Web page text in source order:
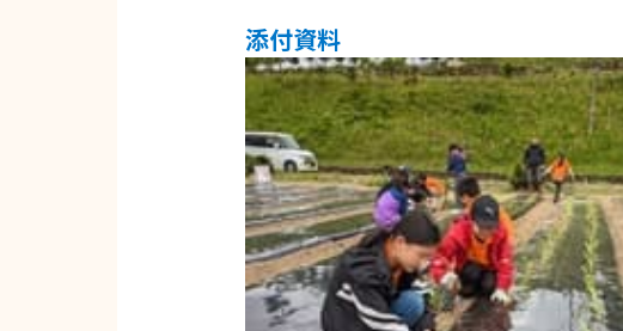
添付資料